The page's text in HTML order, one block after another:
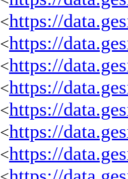
<https://
<https://
<https://
<https://
<https://
<https://
<https://